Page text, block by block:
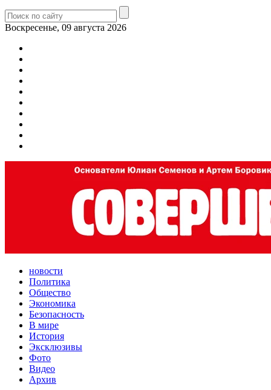
Воскресенье, 09 августа 2026
новости
Политика
Общество
Экономика
Безопасность
В мире
История
Эксклюзивы
Фото
Видео
Архив